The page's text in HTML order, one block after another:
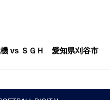
vs ＳＧＨ 愛知県刈谷市